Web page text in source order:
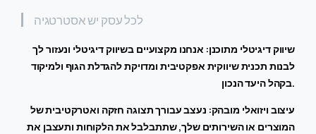
לכל עסק יש אסטרטגיה
שיווק דיגיטלי מתוכנן: אנחנו מקצועיים בשיווק דיגיטלי ונעזור לך
לבנות תכנית שיווקית אפקטיבית ומדויקת להגדלת הגוף ולמיקוד
בקהל היעד הנכון.
עיצוב ויזואלי מובהק: נעצב עבורך תצוגה חזקה ואטרקטיבית של
המוצרים או השירותים שלך, שתתבלבל את הלקוחות ותעצבן את